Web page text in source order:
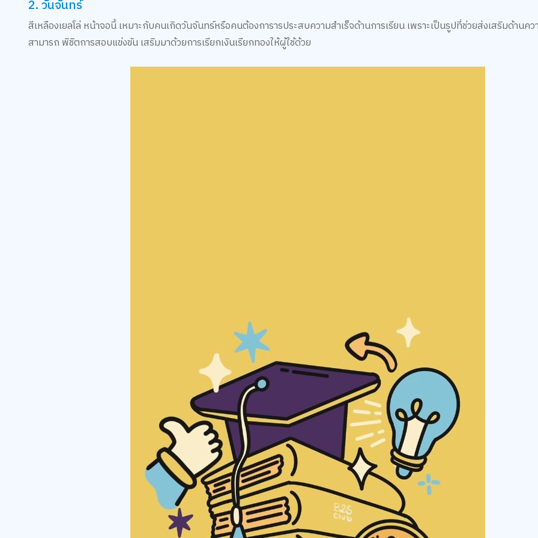
2. วันจันทร์
สีเหลืองเยลโล่ หน้าจอนี้ เหมาะกับคนเกิดวันจันทร์หรือคนต้องการารประสบความสำเร็จด้านการเรียน เพราะเป็นรูปที่ช่วยส่งเสริมด้านคว
สามารถ พิชิตการสอบแข่งขัน เสริมมาด้วยการเรียกเงินเรียกทองให้ผู้ใช้ด้วย